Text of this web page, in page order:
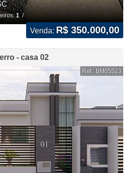
1/
Venda: R$ 350.000,00
- casa 02
Ref.: BM05523